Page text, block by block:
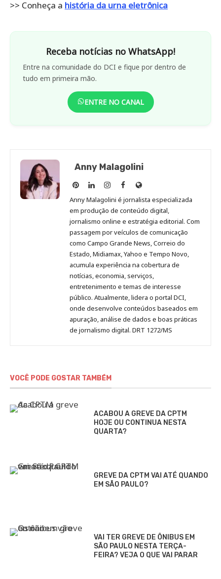
>> Conheça a história da urna eletrônica
Receba notícias no WhatsApp!
Entre na comunidade do DCI e fique por dentro de
tudo em primeira mão.
ENTRE NO CANAL
Anny Malagolini
Anny
Malagolini
no
Pinterest
Anny
Malagolini
no
LinkedIn
Anny
Malagolini
no
Instagram
Anny
Malagolini
no
Facebook
Site
de
Anny
Malagolini
Anny Malagolini é jornalista especializada
em produção de conteúdo digital,
jornalismo online e estratégia editorial. Com
passagem por veículos de comunicação
como Campo Grande News, Correio do
Estado, Midiamax, Yahoo e Tempo Novo,
acumula experiência na cobertura de
notícias, economia, serviços,
entretenimento e temas de interesse
público. Atualmente, lidera o portal DCI,
onde desenvolve conteúdos baseados em
apuração, análise de dados e boas práticas
de jornalismo digital. DRT 1272/MS
VOCÊ PODE GOSTAR TAMBÉM
ACABOU A GREVE DA CPTM
HOJE OU CONTINUA NESTA
QUARTA?
GREVE DA CPTM VAI ATÉ QUANDO
EM SÃO PAULO?
VAI TER GREVE DE ÔNIBUS EM
SÃO PAULO NESTA TERÇA-
FEIRA? VEJA O QUE VAI PARAR